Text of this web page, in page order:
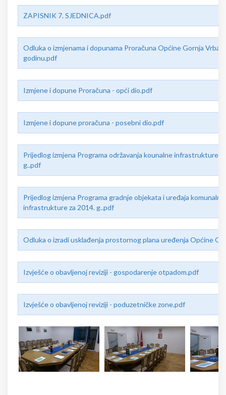
ZAPISNIK 7. SJEDNICA.pdf
Odluka o izmjenama i dopunama Proračuna Općine Gornja Vrba
godinu.pdf
Izmjene i dopune Proračuna - opći dio.pdf
Izmjene i dopune proračuna - posebni dio.pdf
Prijedlog izmjena Programa održavanja kounalne infrastrukture
g..pdf
Prijedlog izmjena Programa gradnje objekata i uređaja komunalne
infrastrukture za 2014. g..pdf
Odluka o izradi usklađenja prostornog plana uređenja Općine
Izvješće o obavljenoj reviziji - gospodarenje otpadom.pdf
Izvješće o obavljenoj reviziji - poduzetničke zone.pdf